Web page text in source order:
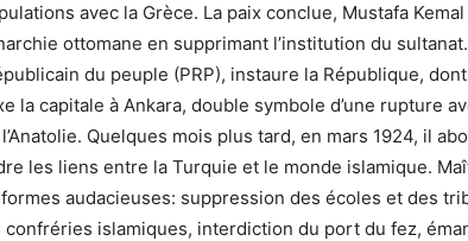
avec la Grèce. La paix conclue, Mustafa
ottomane en supprimant l’institution du
du peuple (PRP), instaure la République,
la capitale à Ankara, double symbole d’une rupture
Quelques mois plus tard, en mars 1924, il
les liens entre la Turquie et le monde islamique.
audacieuses: suppression des écoles et des
islamiques, interdiction du port du fez,